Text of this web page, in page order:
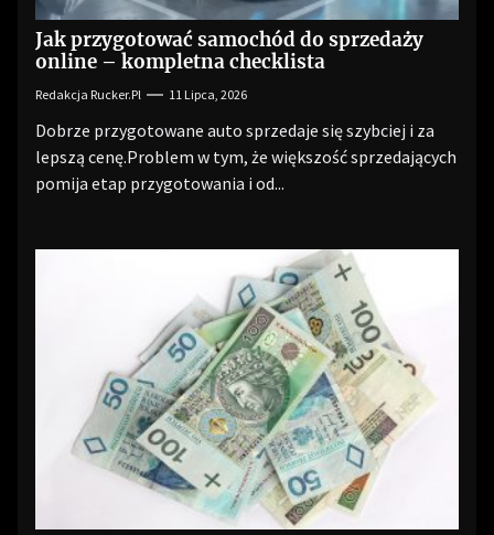
Jak przygotować samochód do sprzedaży
online – kompletna checklista
Redakcja Rucker.pl 11 Lipca, 2026
Dobrze przygotowane auto sprzedaje się szybciej i za
lepszą cenę.Problem w tym, że większość sprzedających
pomija etap przygotowania i od...